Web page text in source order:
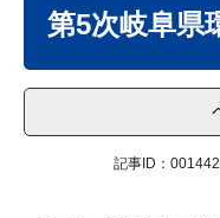
第5次岐阜県
記事ID：